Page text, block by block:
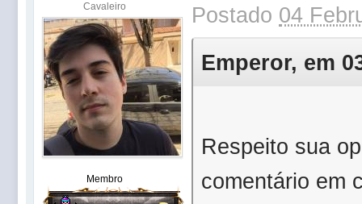
Cavaleiro
Membro
Postado 04
Emperor, em
Respeito sua
comentário em